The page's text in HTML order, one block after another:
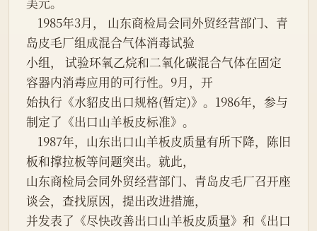
岛皮毛厂组成混合气体消毒试验
小组， 试验环氧乙烷和二氧化碳混合气体在固定
容器内消毒应用的可行性。9月，开
始执行《水貂皮出口规格(暂定)》。1986年，参与
制定了《出口山羊板皮标准》。
板和撑拉板等问题突出。就此，
山东商检局会同外贸经营部门、青岛皮毛厂召开座
谈会，查找原因，提出改进措施，
并发表了《尽快改善出口山羊板皮质量》和《出口